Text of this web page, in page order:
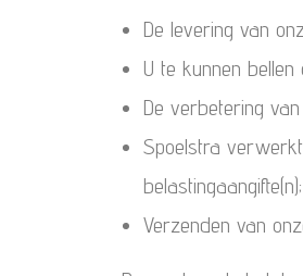
De levering van
U te kunnen
De verbetering
Spoelstra
belastingaangifte(n);
Verzenden van